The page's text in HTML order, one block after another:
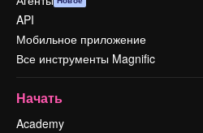
API
Мобильное приложение
Все инструменты Magnific
Начать
Academy